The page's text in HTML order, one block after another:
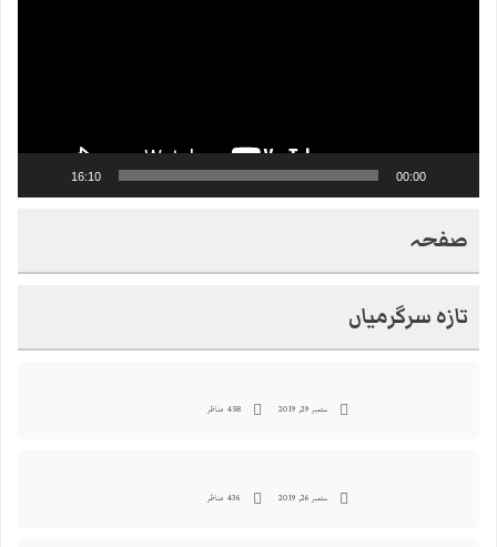
00:00
16:10
صفحہ
تازہ سرگرمیاں
ستمبر 29, 2019 458 مناظر
ستمبر 26, 2019 436 مناظر